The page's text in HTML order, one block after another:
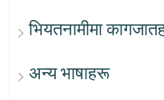
भियतनामीमा
अन्य भाषाहरू